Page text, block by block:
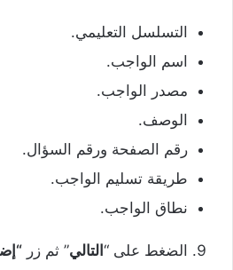
التسلسل التعليمي.
اسم الواجب.
مصدر الواجب.
الوصف.
رقم الصفحة ورقم السؤال.
طريقة تسليم الواجب.
نطاق الواجب.
الضغط على “ التالي” ثم زر